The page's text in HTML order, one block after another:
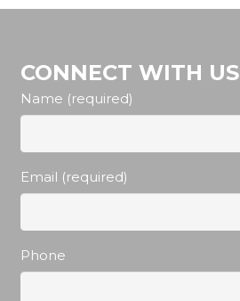
CONNECT WITH US
Name (required)
Email (required)
Phone